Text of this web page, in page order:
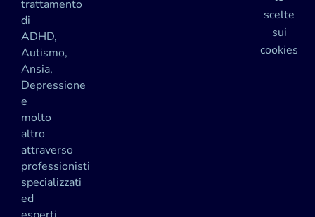
trattamento
di
ADHD,
Autismo,
Ansia,
Depressione
e
molto
altro
attraverso
professionisti
specializzati
ed
scelte
sui
cookies